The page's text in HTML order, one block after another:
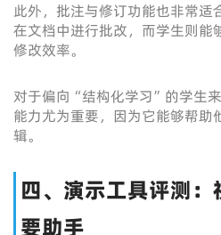
此外，批注与修订功能也非常适
在文档中进行批改，而学生则能
修改效率。
对于偏向“结构化学习”的学生
能力尤为重要，因为它能够帮助
辑。
四、演示工具评测
要助手